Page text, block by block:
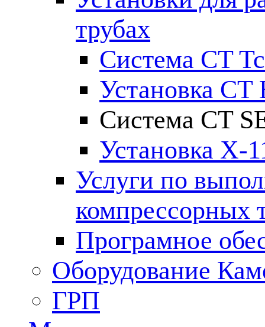
трубах
Система CT
Установка CT
Система CT
Установка X-
Услуги по
компрессорных
Програмное
Оборудование
ГРП